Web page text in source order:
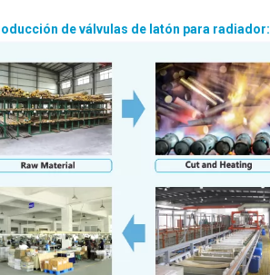
de válvulas de latón para radiador: